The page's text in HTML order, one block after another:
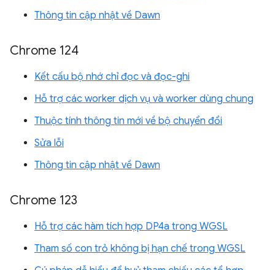
Thông tin cập nhật về Dawn
Chrome 124
Kết cấu bộ nhớ chỉ đọc và đọc-ghi
Hỗ trợ các worker dịch vụ và worker dùng chung
Thuộc tính thông tin mới về bộ chuyển đổi
Sửa lỗi
Thông tin cập nhật về Dawn
Chrome 123
Hỗ trợ các hàm tích hợp DP4a trong WGSL
Tham số con trỏ không bị hạn chế trong WGSL